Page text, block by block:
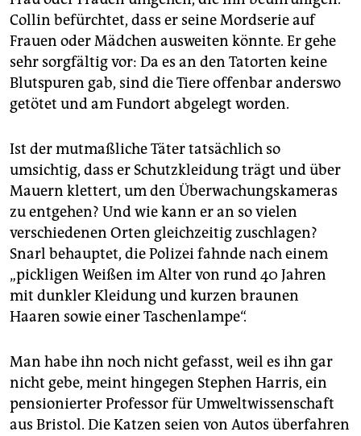
Collin befürchtet, dass er seine Mordserie auf
Frauen oder Mädchen ausweiten könnte. Er gehe
sehr sorgfältig vor: Da es an den Tatorten keine
Blutspuren gab, sind die Tiere offenbar anderswo
getötet und am Fundort abgelegt worden.
Ist der mutmaßliche Täter tatsächlich so
umsichtig, dass er Schutzkleidung trägt und über
Mauern klettert, um den Überwachungskameras
zu entgehen? Und wie kann er an so vielen
verschiedenen Orten gleichzeitig zuschlagen?
Snarl behauptet, die Polizei fahnde nach einem
„pickligen Weißen im Alter von rund 40 Jahren
mit dunkler Kleidung und kurzen braunen
Haaren sowie einer Taschenlampe“.
Man habe ihn noch nicht gefasst, weil es ihn gar
nicht gebe, meint hingegen Stephen Harris, ein
pensionierter Professor für Umweltwissenschaft
aus Bristol. Die Katzen seien von Autos überfahren